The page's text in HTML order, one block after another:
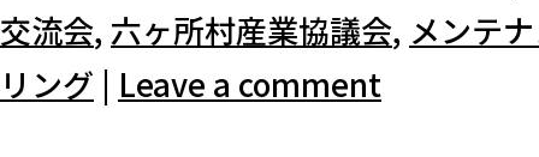
交流会, 六ヶ所村産業協議会, メンテ
リング | Leave a comment